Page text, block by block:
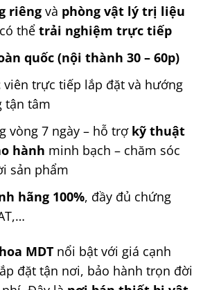
riêngvà phòng vật lý trị liệu
thể trải nghiệm trực tiếp
quốc (nội thành 30 – 60p)
viên trực tiếp lắp đặt và hướng
tận tâm
vòng 7 ngày – hỗ trợkỹ thuật
hành minh bạch – chăm sóc
sản phẩm
hãng 100%, đầy đủ chứng
MDT nổi bật với giá cạnh
đặt tận nơi, bảo hành trọn đời